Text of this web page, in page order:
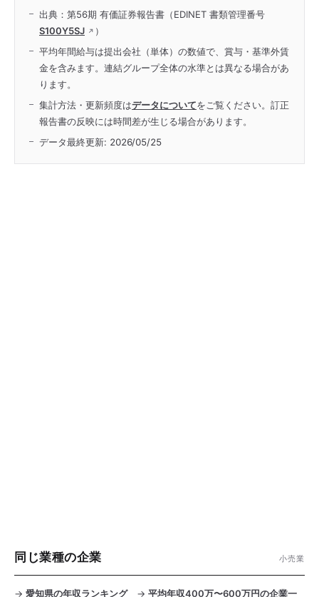
出典：第56期 有価証券報告書（EDINET 書類管理番号
S100Y5SJ
）
平均年間給与は提出会社（単体）の数値で、賞与・基準外賃
金を含みます。連結グループ全体の水準とは異なる場合があ
ります。
集計方法・更新頻度はデータについてをご覧ください。訂正
報告書の反映には時間差が生じる場合があります。
データ最終更新: 2026/05/25
同じ業種の企業 小売業
→ 愛知県の年収ランキング→ 平均年収400万〜600万円の企業一